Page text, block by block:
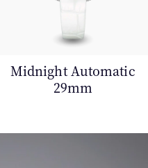
Midnight Automatic
29mm